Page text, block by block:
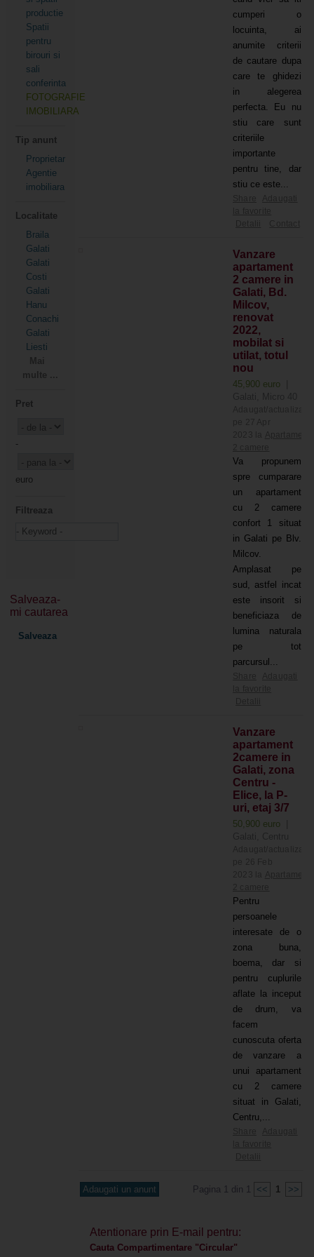
productie
Spatii
pentru
birouri si
sali
conferinta
FOTOGRAFIE
IMOBILIARA
Tip anunt
Proprietar
Agentie
imobiliara
Localitate
Braila
Galati
Galati
Costi
Galati
Hanu
Conachi
Galati
Liesti
Pret
-
euro
Filtreaza
Salveaza-
mi cautarea
cumperi o
locuinta, ai
anumite criterii
de cautare dupa
care te ghidezi
in alegerea
perfecta. Eu nu
stiu care sunt
criteriile
importante
pentru tine, dar
stiu ce este...
Vanzare
apartament
2 camere in
Galati, Bd.
Milcov,
renovat
2022,
mobilat si
utilat, totul
nou
45,900 euro
Va propunem
spre cumparare
un apartament
cu 2 camere
confort 1 situat
in Galati pe Blv.
Milcov.
Amplasat pe
sud, astfel incat
este insorit si
beneficiaza de
lumina naturala
pe tot
parcursul...
Vanzare
apartament
2camere in
Galati, zona
Centru -
Elice, la P-
uri, etaj 3/7
50,900 euro
Pentru
persoanele
interesate de o
zona buna,
boema, dar si
pentru cuplurile
aflate la inceput
de drum, va
facem
cunoscuta oferta
de vanzare a
unui apartament
cu 2 camere
situat in Galati,
Centru,...
Adaugati un anunt Pagina 1 din 1 << 1 >>
Atentionare prin E-mail pentru:
Cauta Compartimentare "Circular"